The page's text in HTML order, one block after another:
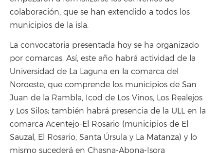
colaboración, que se han extendido a todos los
municipios de la isla.
La convocatoria presentada hoy se ha organizado
por comarcas. Así, este año habrá actividad de la
Universidad de La Laguna en la comarca del
Noroeste, que comprende los municipios de San
Juan de la Rambla, Icod de Los Vinos, Los Realejos
y Los Silos; también habrá presencia de la ULL en la
comarca Acentejo-El Rosario (municipios de El
Sauzal, El Rosario, Santa Úrsula y La Matanza) y lo
mismo sucederá en Chasna-Abona-Isora